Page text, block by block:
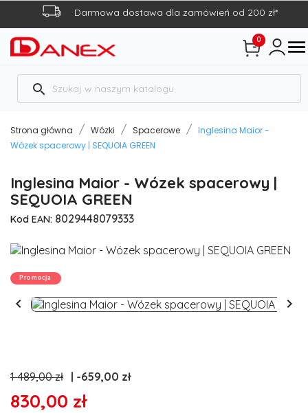
Darmowa dostawa dla zamówień od 200 zł*
0 
search
Strona główna Wózki Spacerowe
Inglesina Maior -
Wózek spacerowy | SEQUOIA GREEN
Inglesina Maior - Wózek spacerowy |
SEQUOIA GREEN
Kod EAN: 8029448079333
Promocja
 
1 489,00 zł -659,00 zł
830,00 zł